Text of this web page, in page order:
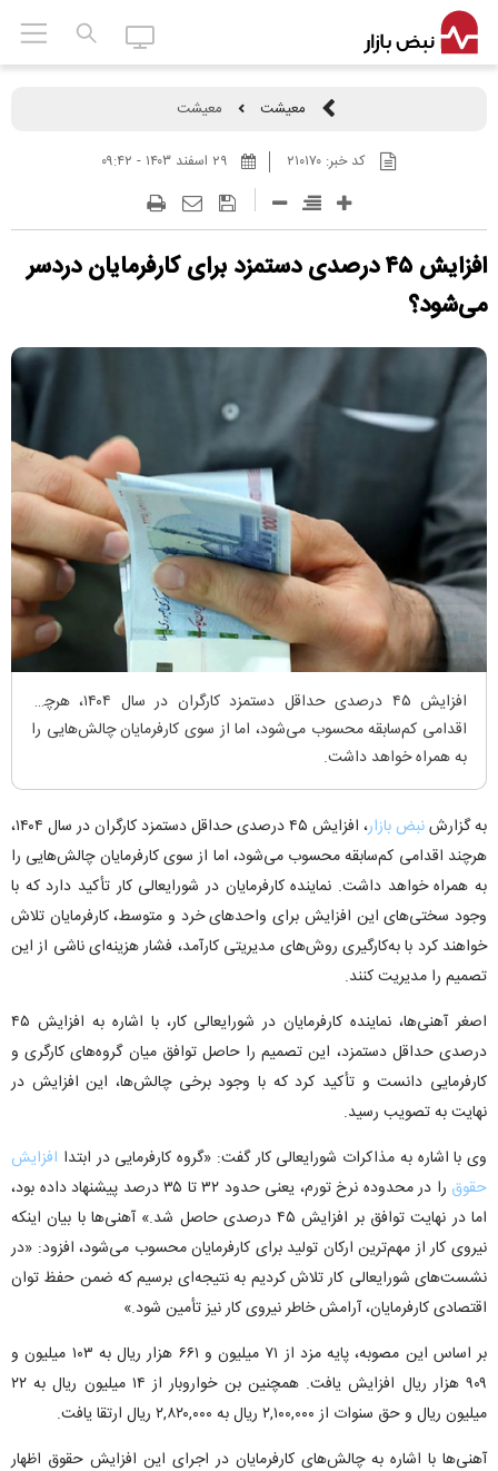
معیشت معیشت
کد خبر: ۲۱۰۱۷۰
افزایش ۴۵ درصدی دستمزد برای کارفرمایان دردسر
می‌شود؟
افزایش ۴۵ درصدی حداقل دستمزد کارگران در سال ۱۴۰۴، هرچند
اقدامی کم‌سابقه محسوب می‌شود، اما از سوی کارفرمایان چالش‌هایی را
به همراه خواهد داشت.
به گزارشنبض بازار
، افزایش ۴۵ درصدی حداقل دستمزد کارگران در سال ۱۴۰۴،
هرچند اقدامی کم‌سابقه محسوب می‌شود، اما از سوی کارفرمایان چالش‌هایی را
به همراه خواهد داشت. نماینده کارفرمایان در شورایعالی کار تأکید دارد که با
وجود سختی‌های این افزایش برای واحدهای خرد و متوسط، کارفرمایان تلاش
خواهند کرد با به‌کارگیری روش‌های مدیریتی کارآمد، فشار هزینه‌ای ناشی از این
تصمیم را مدیریت کنند.
اصغر آهنی‌ها، نماینده کارفرمایان در شورایعالی کار، با اشاره به افزایش ۴۵
درصدی حداقل دستمزد، این تصمیم را حاصل توافق میان گروه‌های کارگری و
کارفرمایی دانست و تأکید کرد که با وجود برخی چالش‌ها، این افزایش در
نهایت به تصویب رسید.
وی با اشاره به مذاکرات شورایعالی کار گفت: «گروه کارفرمایی در ابتدا افزایش
حقوق
را در محدوده نرخ تورم، یعنی حدود ۳۲ تا ۳۵ درصد پیشنهاد داده بود،
اما در نهایت توافق بر افزایش ۴۵ درصدی حاصل شد.» آهنی‌ها با بیان اینکه
نیروی کار از مهم‌ترین ارکان تولید برای کارفرمایان محسوب می‌شود، افزود: «در
نشست‌های شورایعالی کار تلاش کردیم به نتیجه‌ای برسیم که ضمن حفظ توان
اقتصادی کارفرمایان، آرامش خاطر نیروی کار نیز تأمین شود.»
بر اساس این مصوبه، پایه مزد از ۷۱ میلیون و ۶۶۱ هزار ریال به ۱۰۳ میلیون و
۹۰۹ هزار ریال افزایش یافت. همچنین بن خواروبار از ۱۴ میلیون ریال به ۲۲
میلیون ریال و حق سنوات از ۲,۱۰۰,۰۰۰ ریال به ۲,۸۲۰,۰۰۰ ریال ارتقا یافت.
آهنی‌ها با اشاره به چالش‌های کارفرمایان در اجرای این افزایش حقوق اظهار